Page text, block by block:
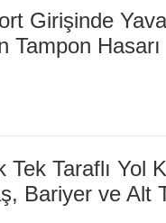
Girişinde
Tampon Hasarı
Tek Taraflı Yol
Bariyer ve Alt